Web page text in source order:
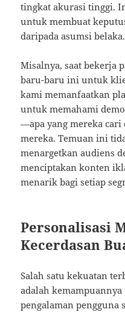
tingkat akurasi tinggi.
untuk membuat
daripada asumsi belaka.
Misalnya, saat bekerja
baru-baru ini untuk
kami memanfaatkan
untuk memahami
—apa yang mereka
mereka. Temuan ini
menargetkan audiens
menciptakan konten
menarik bagi setiap
Personalisasi
Kecerdasan
Salah satu kekuatan
adalah
pengalaman pengguna